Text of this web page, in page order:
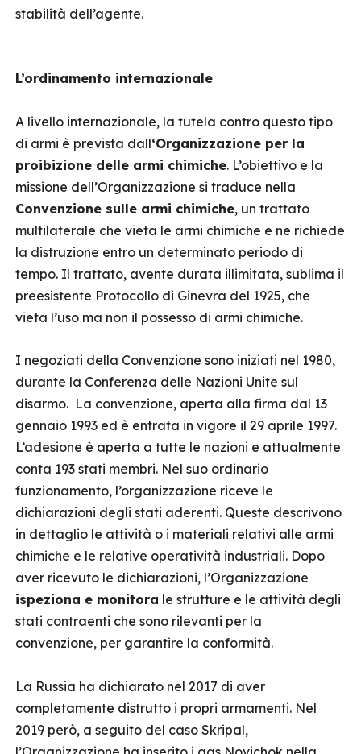
stabilità dell’agente.
L’ordinamento internazionale
A livello internazionale, la tutela contro questo tipo
di armi è prevista dall‘Organizzazione per la
proibizione delle armi chimiche. L’obiettivo e la
missione dell’Organizzazione si traduce nella
Convenzione sulle armi chimiche, un trattato
multilaterale che vieta le armi chimiche e ne richiede
la distruzione entro un determinato periodo di
tempo. Il trattato, avente durata illimitata, sublima il
preesistente Protocollo di Ginevra del 1925, che
vieta l’uso ma non il possesso di armi chimiche.
I negoziati della Convenzione sono iniziati nel 1980,
durante la Conferenza delle Nazioni Unite sul
disarmo. La convenzione, aperta alla firma dal 13
gennaio 1993 ed è entrata in vigore il 29 aprile 1997.
L’adesione è aperta a tutte le nazioni e attualmente
conta 193 stati membri. Nel suo ordinario
funzionamento, l’organizzazione riceve le
dichiarazioni degli stati aderenti. Queste descrivono
in dettaglio le attività o i materiali relativi alle armi
chimiche e le relative operatività industriali. Dopo
aver ricevuto le dichiarazioni, l’Organizzazione
ispeziona e monitora le strutture e le attività degli
stati contraenti che sono rilevanti per la
convenzione, per garantire la conformità.
La Russia ha dichiarato nel 2017 di aver
completamente distrutto i propri armamenti. Nel
2019 però, a seguito del caso Skripal,